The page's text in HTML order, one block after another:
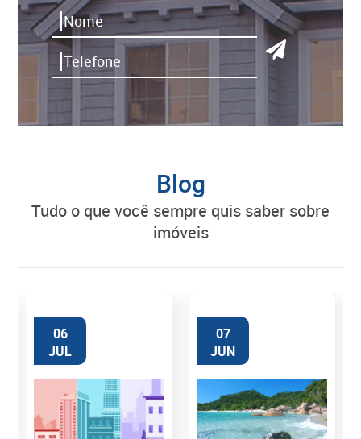
Blog
tudo o que você sempre quis saber sobre
imóveis
06
JUL
07
JUN